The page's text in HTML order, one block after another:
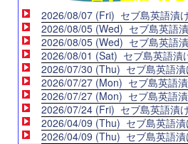
2026/08/07 (Fri) セブ島英語漬
2026/08/05 (Wed) セブ島英語
2026/08/05 (Wed) セブ島英語
2026/08/01 (Sat) セブ島英語漬
2026/07/30 (Thu) セブ島英語漬
2026/07/27 (Mon) セブ島英語
2026/07/27 (Mon) セブ島英語
2026/07/24 (Fri) セブ島英語漬
2026/04/09 (Thu) セブ島英語漬
2026/04/09 (Thu) セブ島英語漬